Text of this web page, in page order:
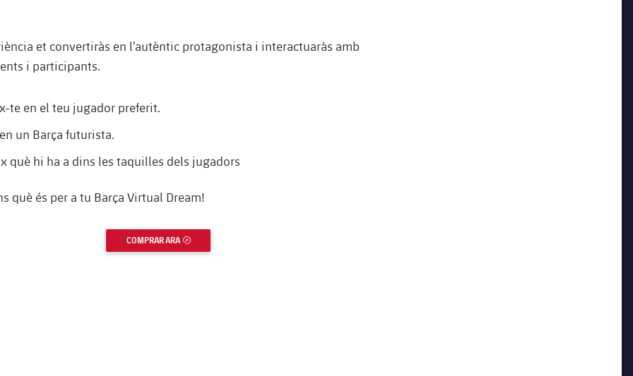
et convertiràs en l’autèntic protagonista i interactuaràs amb
i participants.
te en el teu jugador preferit.
un Barça futurista.
què hi ha a dins les taquilles dels jugadors
què és per a tu Barça Virtual Dream!
COMPRAR ARA ENLLAÇ EXTERN